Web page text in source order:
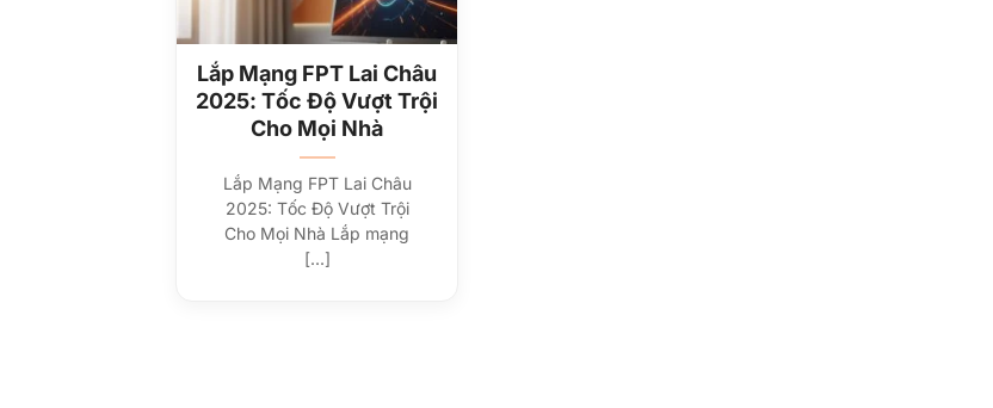
Lắp Mạng FPT Lai Châu
2025: Tốc Độ Vượt Trội
Cho Mọi Nhà
Lắp Mạng FPT Lai Châu
2025: Tốc Độ Vượt Trội
Cho Mọi Nhà Lắp mạng
[...]